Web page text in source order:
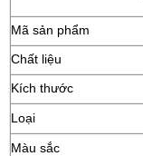
Mã sản phẩm
Chất liệu
Kích thước
Loại
Màu sắc